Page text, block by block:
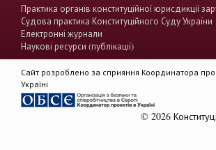
Вища кваліфікаційна комісії
Вищий антикорупційний суд
верховенство права
гендерна рівність звуження
демократія
доктрина публічного права
Практика органів конституційної юрисдикції
Судова практика Конституційного Суду України
Електронні журнали
Наукові ресурси (публікації)
Сайт розроблено за сприяння Координатора
Україні
© 2026